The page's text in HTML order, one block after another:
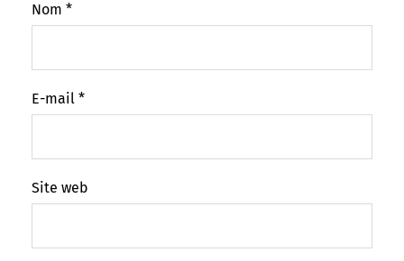
Nom *
E-mail *
Site web